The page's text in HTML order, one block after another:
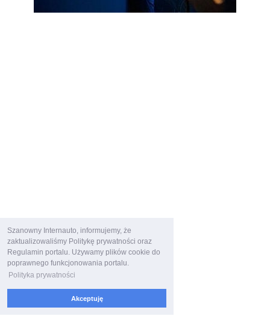
Szanowny Internauto, informujemy, że
zaktualizowaliśmy Politykę prywatności oraz
Regulamin portalu. Używamy plików cookie do
poprawnego funkcjonowania portalu.
Polityka prywatności
Akceptuję